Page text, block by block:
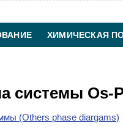
ХИМИЧЕСКАЯ
системы Os-
(Others phase diargams)